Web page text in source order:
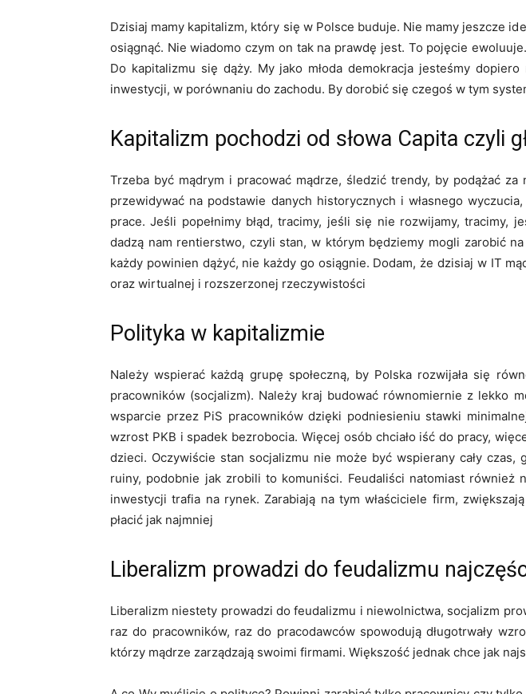
Dzisiaj mamy kapitalizm, który się w Polsce buduje. Nie mamy jeszcze
osiągnąć. Nie wiadomo czym on tak na prawdę jest. To pojęcie
Do kapitalizmu się dąży. My jako młoda demokracja jesteśmy
inwestycji, w porównaniu do zachodu. By dorobić się czegoś w tym
Kapitalizm pochodzi od słowa Capita czyli
Trzeba być mądrym i pracować mądrze, śledzić trendy, by podążać
przewidywać na podstawie danych historycznych i własnego
prace. Jeśli popełnimy błąd, tracimy, jeśli się nie rozwijamy,
dadzą nam rentierstwo, czyli stan, w którym będziemy mogli zarobić
każdy powinien dążyć, nie każdy go osiągnie. Dodam, że dzisiaj w IT
oraz wirtualnej i rozszerzonej rzeczywistości
Polityka w kapitalizmie
Należy wspierać każdą grupę społeczną, by Polska rozwijała się
pracowników (socjalizm). Należy kraj budować równomiernie z lekko
wsparcie przez PiS pracowników dzięki podniesieniu stawki
wzrost PKB i spadek bezrobocia. Więcej osób chciało iść do pracy,
dzieci. Oczywiście stan socjalizmu nie może być wspierany cały
ruiny, podobnie jak zrobili to komuniści. Feudaliści natomiast
inwestycji trafia na rynek. Zarabiają na tym właściciele firm,
płacić jak najmniej
Liberalizm prowadzi do feudalizmu
Liberalizm niestety prowadzi do feudalizmu i niewolnictwa, socjalizm
raz do pracowników, raz do pracodawców spowodują długotrwały
którzy mądrze zarządzają swoimi firmami. Większość jednak chce jak